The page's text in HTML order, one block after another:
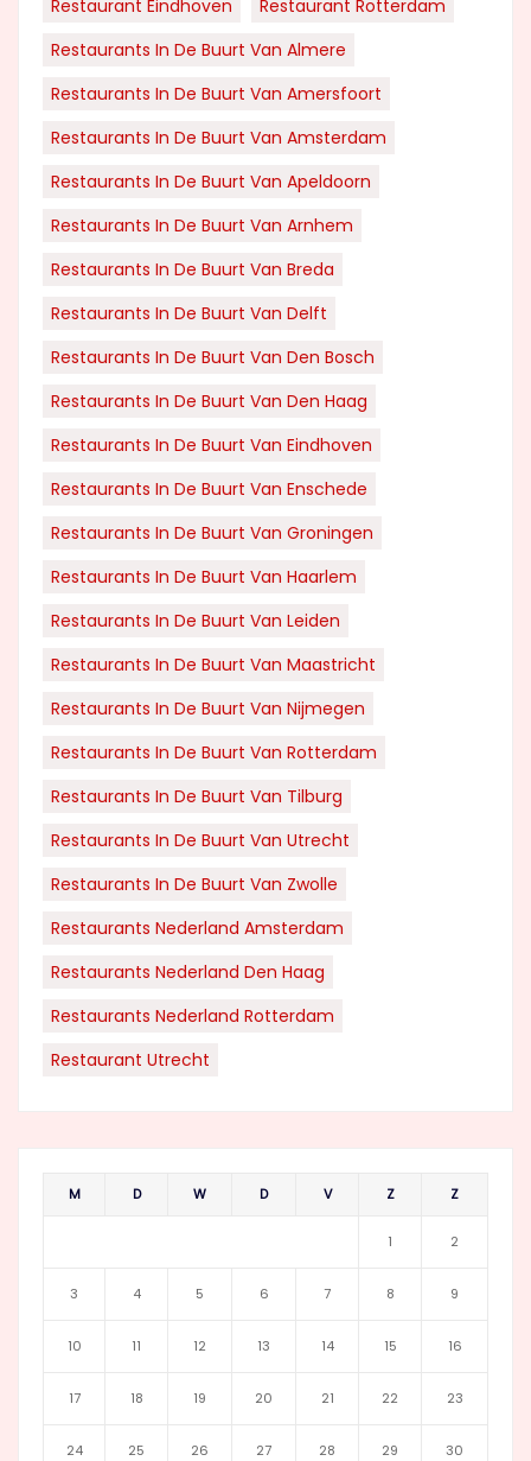
Restaurant Eindhoven
Restaurant Rotterdam
Restaurants In De Buurt Van Almere
Restaurants In De Buurt Van Amersfoort
Restaurants In De Buurt Van Amsterdam
Restaurants In De Buurt Van Apeldoorn
Restaurants In De Buurt Van Arnhem
Restaurants In De Buurt Van Breda
Restaurants In De Buurt Van Delft
Restaurants In De Buurt Van Den Bosch
Restaurants In De Buurt Van Den Haag
Restaurants In De Buurt Van Eindhoven
Restaurants In De Buurt Van Enschede
Restaurants In De Buurt Van Groningen
Restaurants In De Buurt Van Haarlem
Restaurants In De Buurt Van Leiden
Restaurants In De Buurt Van Maastricht
Restaurants In De Buurt Van Nijmegen
Restaurants In De Buurt Van Rotterdam
Restaurants In De Buurt Van Tilburg
Restaurants In De Buurt Van Utrecht
Restaurants In De Buurt Van Zwolle
Restaurants Nederland Amsterdam
Restaurants Nederland Den Haag
Restaurants Nederland Rotterdam
Restaurant Utrecht
M D W D V Z Z
1 2
3 4 5 6 7 8 9
10 11 12 13 14 15 16
17 18 19 20 21 22 23
24 25 26 27 28 29 30